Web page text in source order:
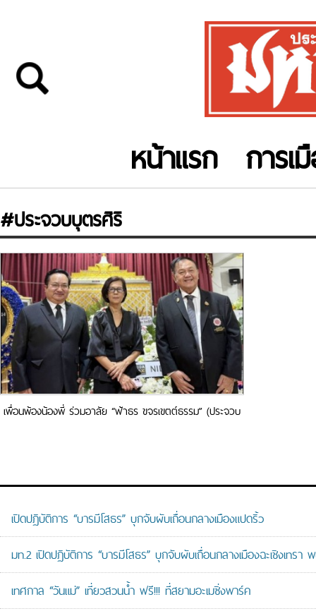
หน้าแรก การเ
#ประจวบบุตรศิริ
เพื่อนพ้องน้องพี่ ร่วมอาลัย “ฟ้าธร ขจรเขตต์ธรรม” (ประจวบ
เปิดปฏิบัติการ “บารมีโสธร” บุกจับผับเถื่อนกลางเมืองแปดริ้ว
มท.2 เปิดปฏิบัติการ “บารมีโสธร” บุกจับผับเถื่อนกลางเมืองฉะเชิงเท
เทศกาล “วันแม่” เที่ยวสวนน้ำ ฟรี!!! ที่สยามอะเมซิ่งพาร์ค